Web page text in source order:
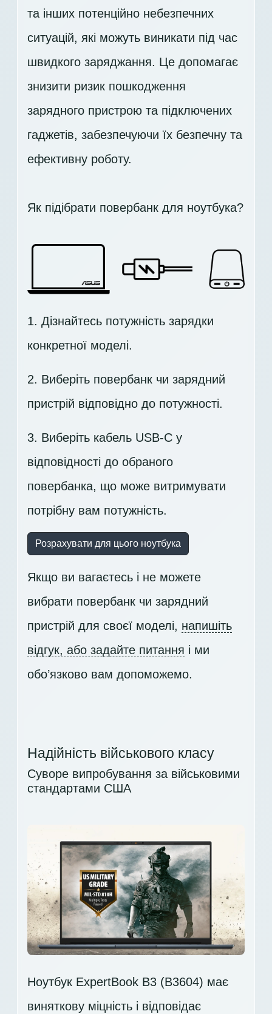
та інших потенційно небезпечних
ситуацій, які можуть виникати під час
швидкого заряджання. Це допомагає
знизити ризик пошкодження
зарядного пристрою та підключених
гаджетів, забезпечуючи їх безпечну та
ефективну роботу.
Як підібрати повербанк для ноутбука?
1. Дізнайтесь потужність зарядки
конкретної моделі.
2. Виберіть повербанк чи зарядний
пристрій відповідно до потужності.
3. Виберіть кабель USB-C у
відповідності до обраного
повербанка, що може витримувати
потрібну вам потужність.
Розрахувати для цього ноутбука
Якщо ви вагаєтесь і не можете
вибрати повербанк чи зарядний
пристрій для своєї моделі, напишіть
відгук, або задайте питання і ми
обо’язково вам допоможемо.
Надійність військового класу
Суворе випробування за військовими
стандартами США
Ноутбук ExpertBook B3 (B3604) має
виняткову міцність і відповідає